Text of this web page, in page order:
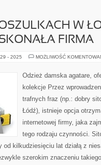
W
FIRMA
- 2025 MOŻLIWOŚĆ
Odzież damska agatare,
kolekcje Przez
trafnych fraz (np.: dobry
Łódź), istnieje opcja
internetowej firmy, jaka
tego rodzaju czynności.
kilkudziesięciu lat działą z
szerokim znaczeniu